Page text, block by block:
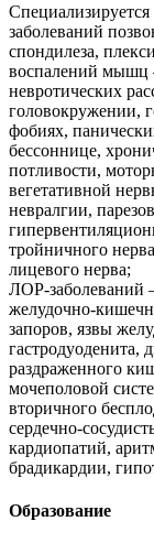
заболеваний
спондилеза,
воспалений мышц
невротических
головокружении,
фобиях,
бессоннице,
потливости,
вегетативной
невралгии,
тройничного
лицевого нерва;
ЛОР-заболеваний
желудочно-
запоров, язвы
гастродуоденита,
раздраженного
мочеполовой
вторичного
сердечно-
кардиопатий,
брадикардии,
Образование